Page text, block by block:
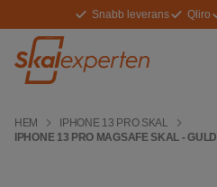
Snabb leverans Qliro
HEM
IPHONE 13 PRO SKAL
IPHONE 13 PRO MAGSAFE SKAL - GULD